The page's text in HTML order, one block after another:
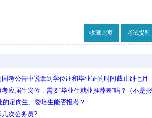
收藏此页 考试提醒
考公告中说拿到学位证和毕业证的时间截止到七月
体到哪一天，请问是只要在7月31号之前获得就可以是
应届生岗位，需要“毕业生就业推荐表”吗？（不是报
在哪个环节需要？
的定向生、委培生能否报考？
几次公务员?